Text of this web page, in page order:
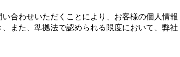
合わせいただくことにより、お客様の個人情報
また、準拠法で認められる限度において、弊社